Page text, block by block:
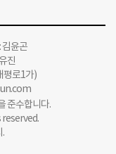
김윤곤
진
평로1가)
준수합니다.
.